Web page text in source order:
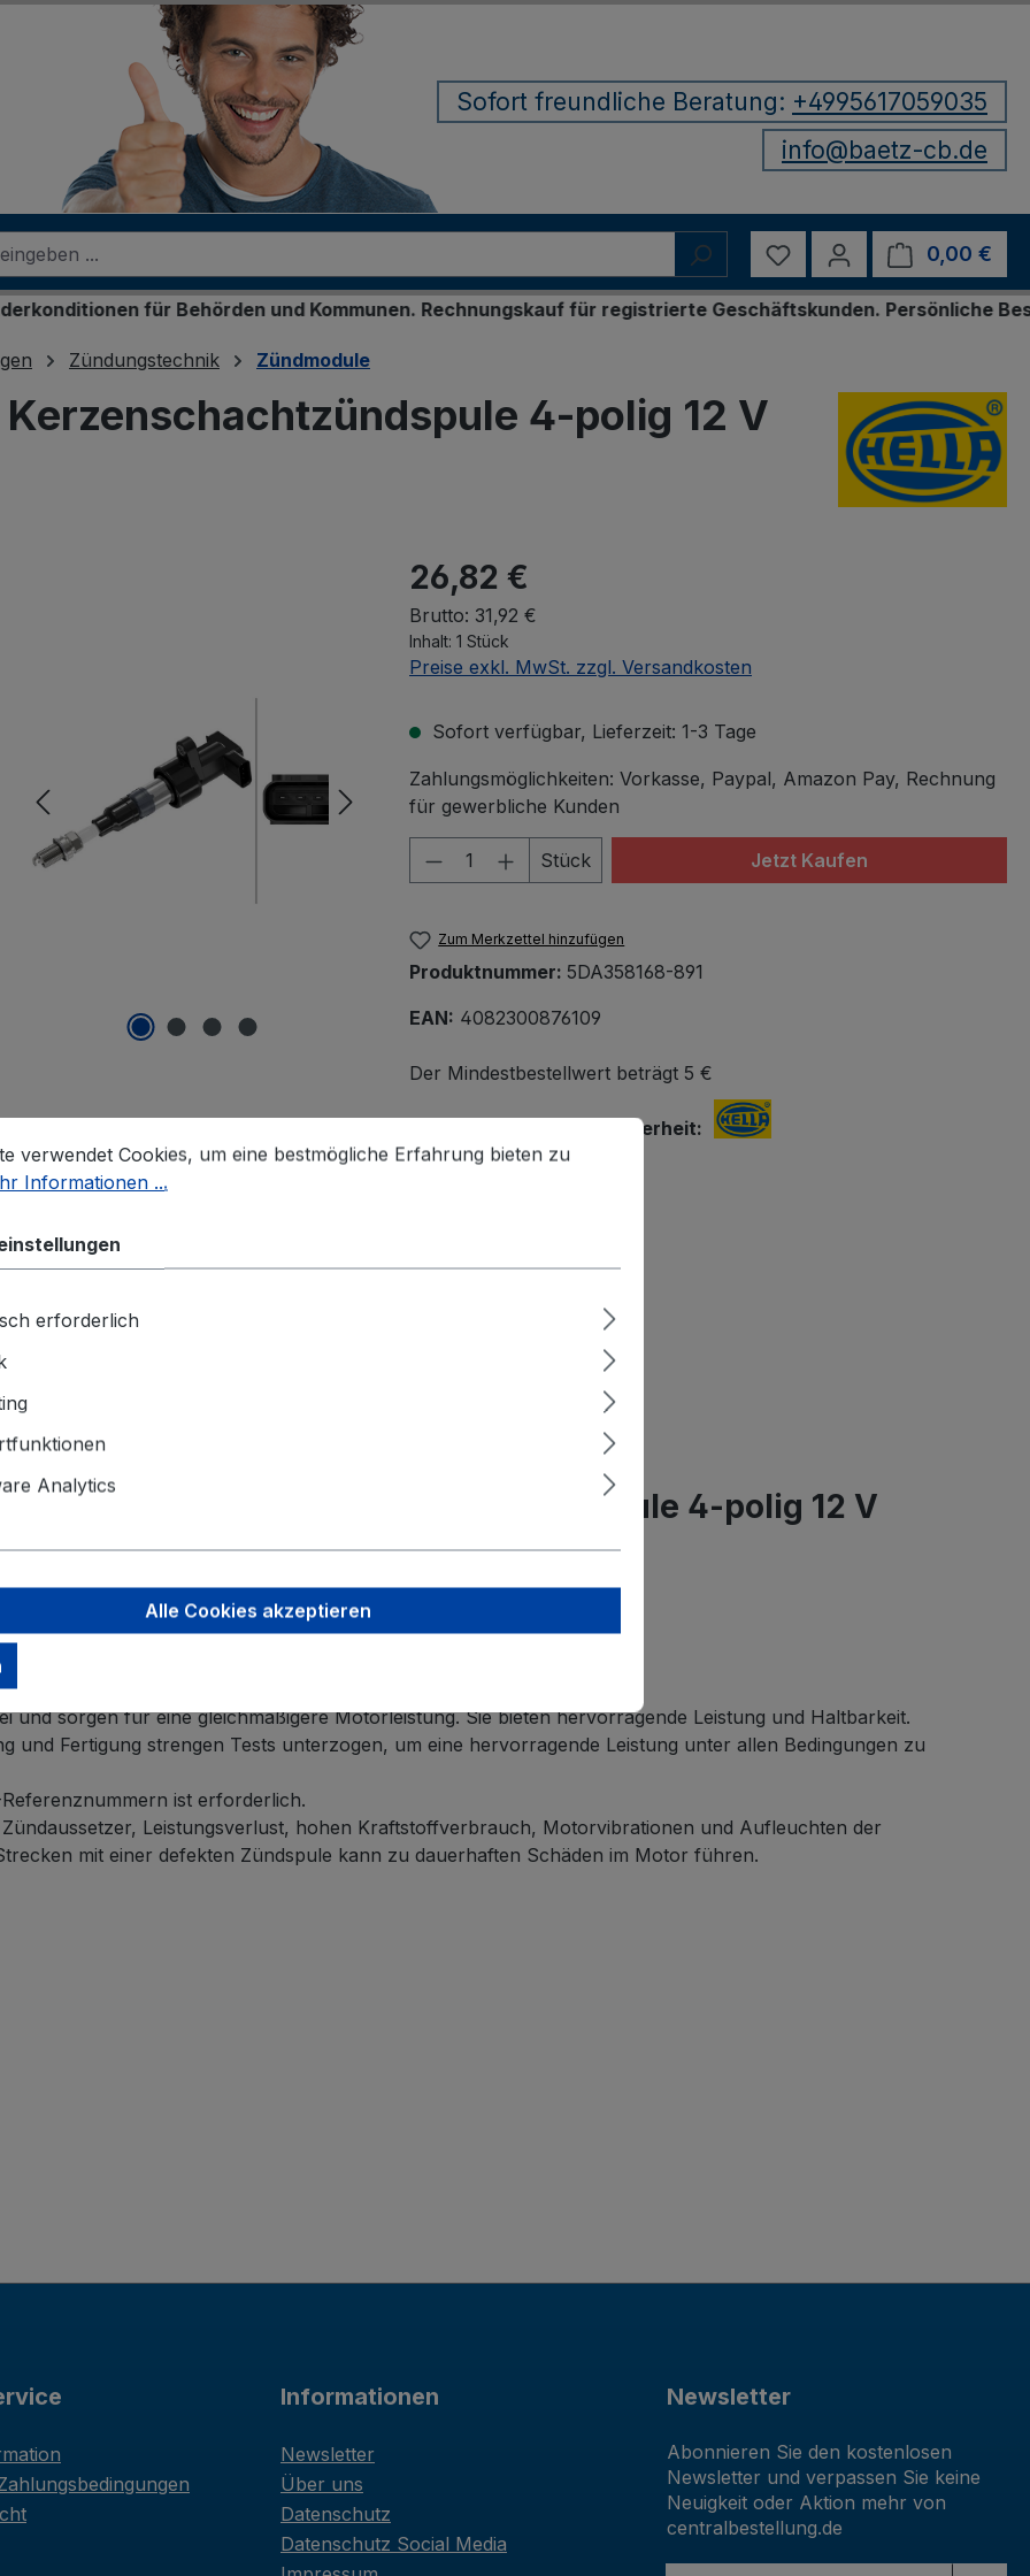
Sofort freundliche Beratung: +4995617059035
info@baetz-cb.de
Du hast 0 Produkte auf
0,00 €
für Behörden und Kommunen. Rechnungskauf für registrierte Geschäftskunden. Persönliche Bestellung
Zündungstechnik Zündmodule
Kerzenschachtzündspule 4-polig 12 V
26,82 €
Brutto: 31,92 €
Inhalt: 1 Stück
Preise exkl. MwSt. zzgl. Versandkosten
Sofort verfügbar, Lieferzeit: 1-3 Tage
Zahlungsmöglichkeiten: Vorkasse, Paypal, Amazon Pay, Rechnung
für gewerbliche Kunden
Produkt Anzahl: Gib den gewünschten Wert
Stück Jetzt Kaufen
Zum Merkzettel hinzufügen
Produktnummer: 5DA358168-891
EAN: 4082300876109
Der Mindestbestellwert beträgt 5 €
Angaben zur Produktsicherheit:
HELLA GmbH & Co. KGaA
info@forvia.com
358 168-891 Kerzenschachtzündspule 4-polig 12 V
Fahrzeugzuordnung prüfen)
Motorbetrieb.
und sorgen für eine gleichmäßigere Motorleistung. Sie bieten hervorragende Leistung und Haltbarkeit.
und Fertigung strengen Tests unterzogen, um eine hervorragende Leistung unter allen Bedingungen zu
ist erforderlich.
Leistungsverlust, hohen Kraftstoffverbrauch, Motorvibrationen und Aufleuchten der
mit einer defekten Zündspule kann zu dauerhaften Schäden im Motor führen.
Informationen
Newsletter
Über uns
Datenschutz
Datenschutz Social Media
Newsletter
Abonnieren Sie den kostenlosen
Newsletter und verpassen Sie keine
Neuigkeit oder Aktion mehr von
centralbestellung.de
Cookies, um eine bestmögliche Erfahrung bieten zu können.
Mehr Informationen ...
verwendet Cookies, um eine bestmögliche Erfahrung bieten zu
Informationen ...
erforderlich
Analytics
Alle Cookies akzeptieren